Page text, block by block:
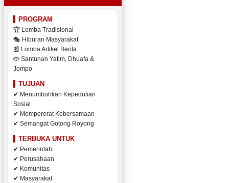
PROGRAM
🏆 Lomba Tradisional
🎭 Hiburan Masyarakat
📰 Lomba Artikel Berita
🤲 Santunan Yatim, Dhuafa &
Jompo
TUJUAN
✔ Menumbuhkan Kepedulian
Sosial
✔ Mempererat Kebersamaan
✔ Semangat Gotong Royong
TERBUKA UNTUK
✔ Pemerintah
✔ Perusahaan
✔ Komunitas
✔ Masyarakat